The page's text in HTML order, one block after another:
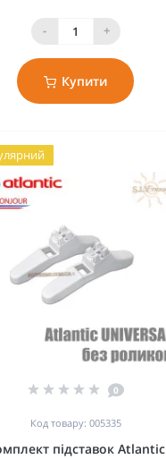
- +
Купити
0
Код товару: 005335
підставок Atlantic